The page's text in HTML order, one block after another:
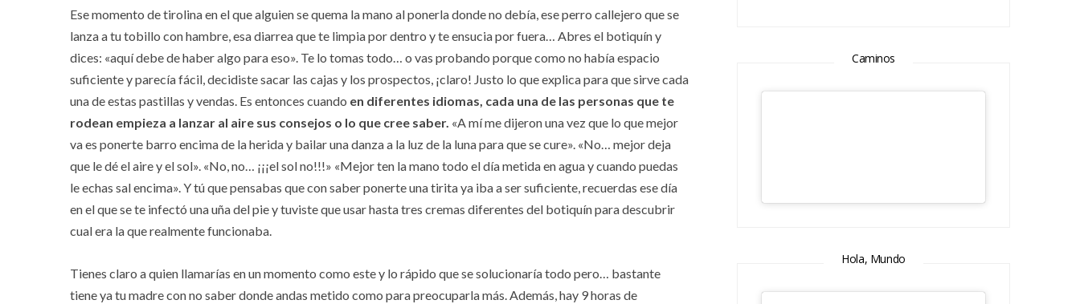
Ese momento de tirolina en el que alguien se quema la mano al ponerla donde no debía, ese perro callejero que se
lanza a tu tobillo con hambre, esa diarrea que te limpia por dentro y te ensucia por fuera… Abres el botiquín y
dices: «aquí debe de haber algo para eso». Te lo tomas todo… o vas probando porque como no había espacio
suficiente y parecía fácil, decidiste sacar las cajas y los prospectos, ¡claro! Justo lo que explica para que sirve cada
una de estas pastillas y vendas. Es entonces cuando en diferentes idiomas, cada una de las personas que te
rodean empieza a lanzar al aire sus consejos o lo que cree saber. «A mí me dijeron una vez que lo que mejor
va es ponerte barro encima de la herida y bailar una danza a la luz de la luna para que se cure». «No… mejor deja
que le dé el aire y el sol». «No, no… ¡¡¡el sol no!!!» «Mejor ten la mano todo el día metida en agua y cuando puedas
le echas sal encima». Y tú que pensabas que con saber ponerte una tirita ya iba a ser suficiente, recuerdas ese día
en el que se te infectó una uña del pie y tuviste que usar hasta tres cremas diferentes del botiquín para descubrir
cual era la que realmente funcionaba.
Tienes claro a quien llamarías en un momento como este y lo rápido que se solucionaría todo pero… bastante
tiene ya tu madre con no saber donde andas metido como para preocuparla más. Además, hay 9 horas de
Caminos
Hola, Mundo